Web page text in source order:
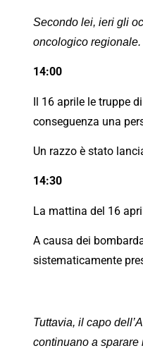
Secondo lei, ieri gli
oncologico
14:00
Il 16 aprile le truppe
conseguenza una
Un razzo è stato
14:30
La mattina del 16
A causa dei
sistematicamente
Tuttavia, il capo
continuano a